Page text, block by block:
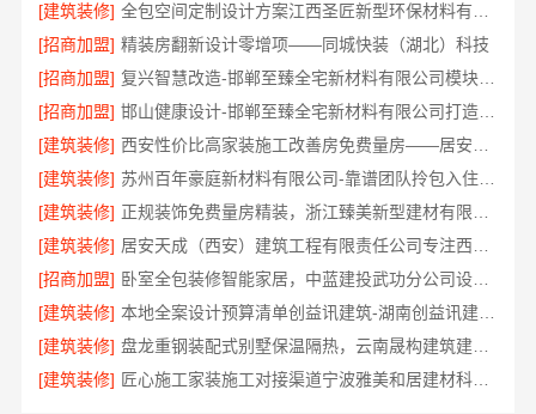
[建筑装修]
[招商加盟] 精装房翻新设计零增项——同城快装（湖北）科技
[招商加盟]
复兴智慧改造-邯郸至臻全宅新材料有限公司模块化安装
[招商加盟]
邯山健康设计-邯郸至臻全宅新材料有限公司打造环保家居
[建筑装修]
[建筑装修]
苏州百年豪庭新材料有限公司-靠谱团队拎包入住家装
[建筑装修]
[建筑装修]
[招商加盟]
卧室全包装修智能家居，中蓝建投武功分公司设计施工
[建筑装修]
本地全案设计预算清单创益讯建筑-湖南创益讯建筑有限公司
[建筑装修]
盘龙重钢装配式别墅保温隔热，云南晟构建筑建材有限公司品质之选
[建筑装修]
匠心施工家装施工对接渠道宁波雅美和居建材科技有限公司